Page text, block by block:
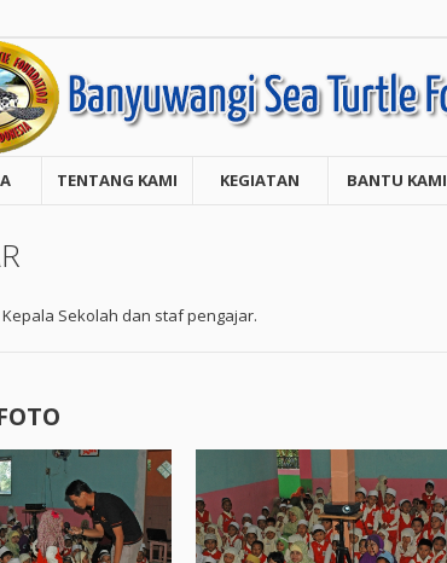
TENTANG KAMI KEGIATAN BANTU KAMI
Sekolah dan staf pengajar.